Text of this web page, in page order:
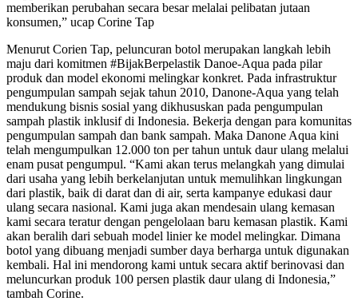
memberikan perubahan secara besar melalai pelibatan jutaan
konsumen,” ucap Corine Tap
Menurut Corien Tap, peluncuran botol merupakan langkah lebih
maju dari komitmen #BijakBerpelastik Danoe-Aqua pada pilar
produk dan model ekonomi melingkar konkret. Pada infrastruktur
pengumpulan sampah sejak tahun 2010, Danone-Aqua yang telah
mendukung bisnis sosial yang dikhususkan pada pengumpulan
sampah plastik inklusif di Indonesia. Bekerja dengan para komunitas
pengumpulan sampah dan bank sampah. Maka Danone Aqua kini
telah mengumpulkan 12.000 ton per tahun untuk daur ulang melalui
enam pusat pengumpul. “Kami akan terus melangkah yang dimulai
dari usaha yang lebih berkelanjutan untuk memulihkan lingkungan
dari plastik, baik di darat dan di air, serta kampanye edukasi daur
ulang secara nasional. Kami juga akan mendesain ulang kemasan
kami secara teratur dengan pengelolaan baru kemasan plastik. Kami
akan beralih dari sebuah model linier ke model melingkar. Dimana
botol yang dibuang menjadi sumber daya berharga untuk digunakan
kembali. Hal ini mendorong kami untuk secara aktif berinovasi dan
meluncurkan produk 100 persen plastik daur ulang di Indonesia,”
tambah Corine.